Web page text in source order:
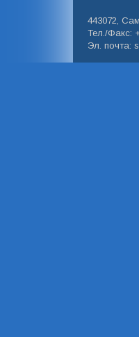
443072,
Тел./Факс:
Эл. почта: